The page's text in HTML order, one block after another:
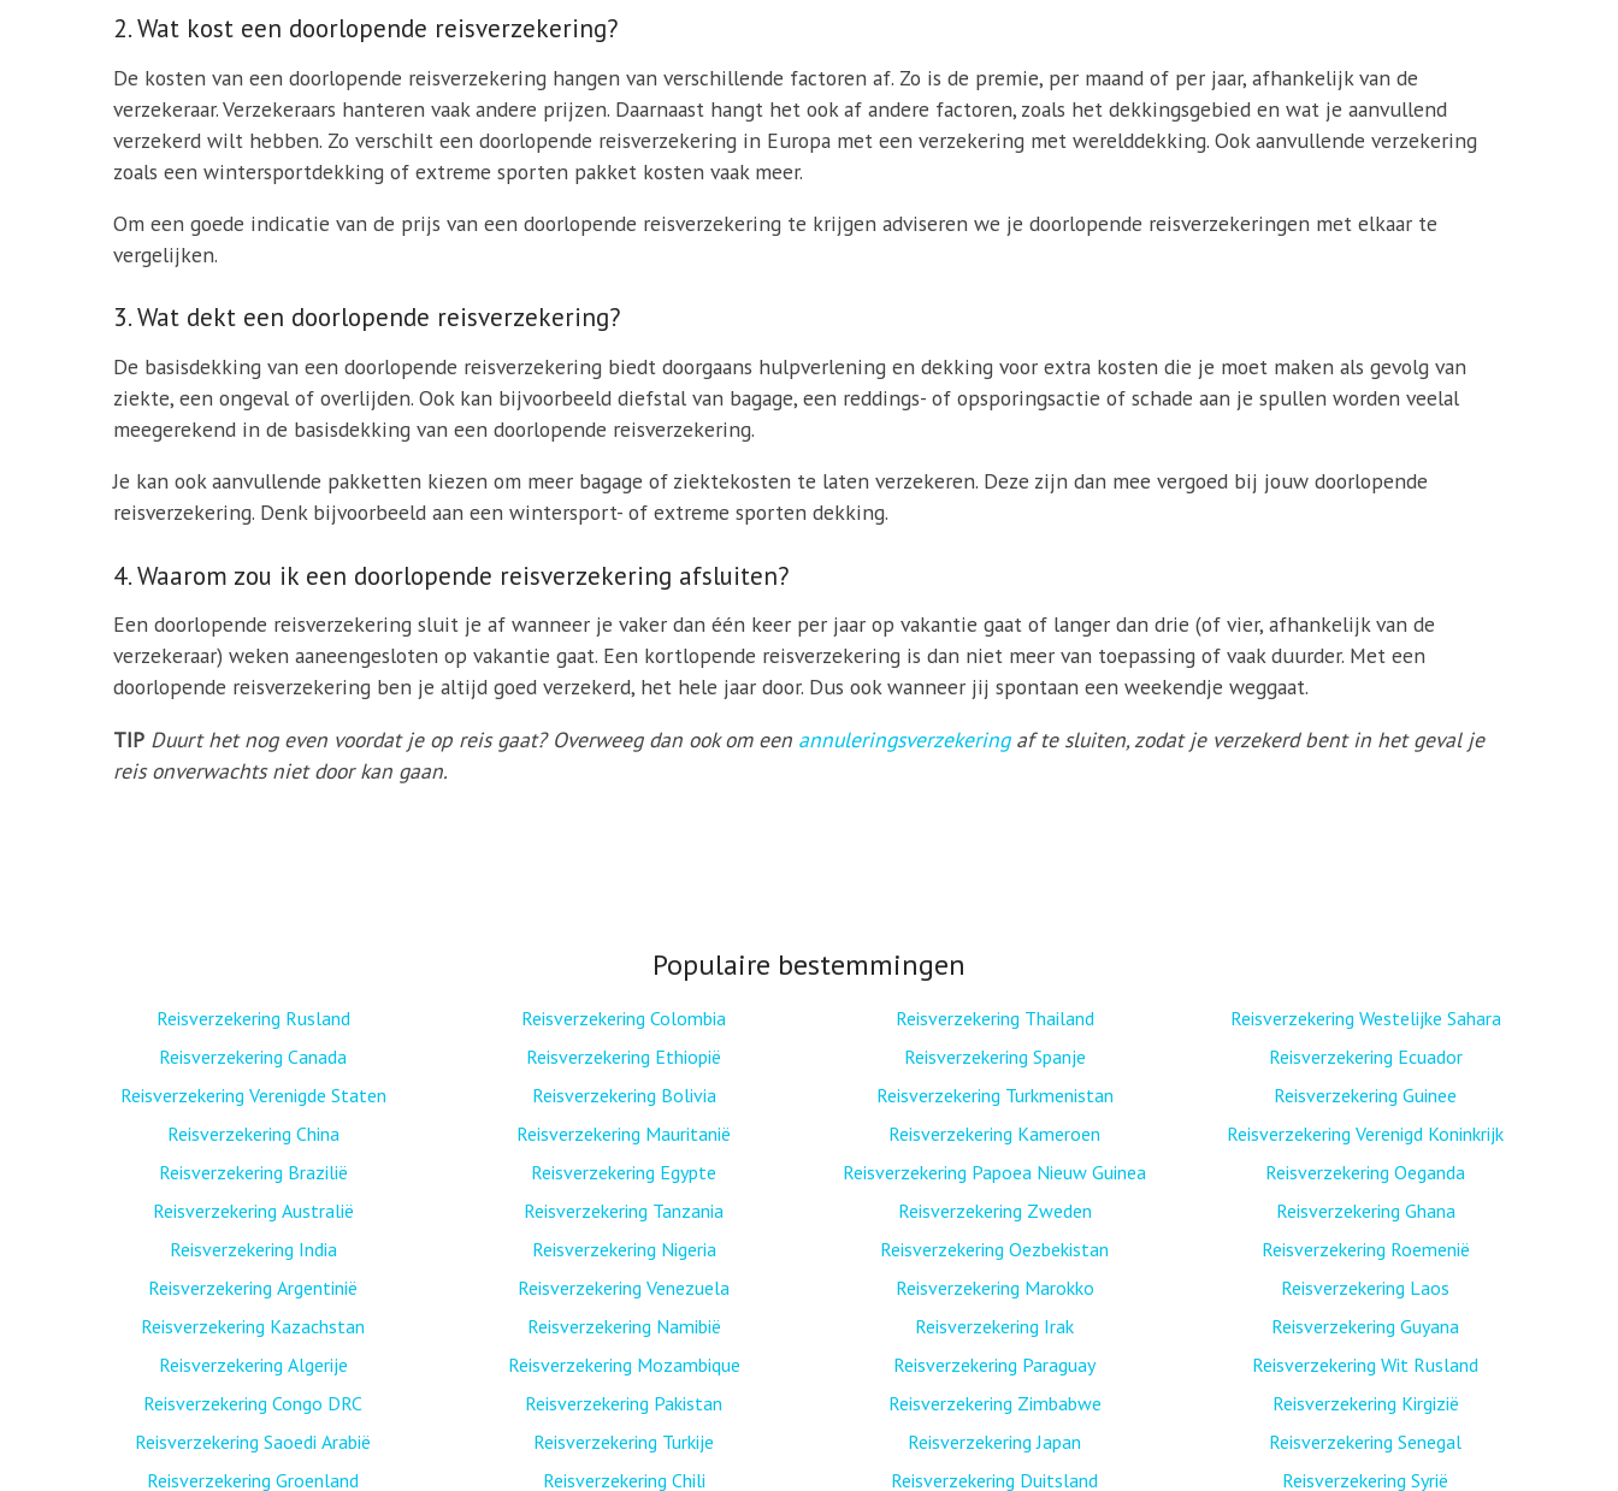
2. Wat kost een doorlopende reisverzekering?
De kosten van een doorlopende reisverzekering hangen van verschillende factoren af. Zo is de premie, per maand of per jaar, afhankelijk van de
verzekeraar. Verzekeraars hanteren vaak andere prijzen. Daarnaast hangt het ook af andere factoren, zoals het dekkingsgebied en wat je aanvullend
verzekerd wilt hebben. Zo verschilt een doorlopende reisverzekering in Europa met een verzekering met werelddekking. Ook aanvullende verzekering
zoals een wintersportdekking of extreme sporten pakket kosten vaak meer.
Om een goede indicatie van de prijs van een doorlopende reisverzekering te krijgen adviseren we je doorlopende reisverzekeringen met elkaar te
vergelijken.
3. Wat dekt een doorlopende reisverzekering?
De basisdekking van een doorlopende reisverzekering biedt doorgaans hulpverlening en dekking voor extra kosten die je moet maken als gevolg van
ziekte, een ongeval of overlijden. Ook kan bijvoorbeeld diefstal van bagage, een reddings- of opsporingsactie of schade aan je spullen worden veelal
meegerekend in de basisdekking van een doorlopende reisverzekering.
Je kan ook aanvullende pakketten kiezen om meer bagage of ziektekosten te laten verzekeren. Deze zijn dan mee vergoed bij jouw doorlopende
reisverzekering. Denk bijvoorbeeld aan een wintersport- of extreme sporten dekking.
4. Waarom zou ik een doorlopende reisverzekering afsluiten?
Een doorlopende reisverzekering sluit je af wanneer je vaker dan één keer per jaar op vakantie gaat of langer dan drie (of vier, afhankelijk van de
verzekeraar) weken aaneengesloten op vakantie gaat. Een kortlopende reisverzekering is dan niet meer van toepassing of vaak duurder. Met een
doorlopende reisverzekering ben je altijd goed verzekerd, het hele jaar door. Dus ook wanneer jij spontaan een weekendje weggaat.
TIP Duurt het nog even voordat je op reis gaat? Overweeg dan ook om een annuleringsverzekeringaf te sluiten, zodat je verzekerd bent in het geval je
reis onverwachts niet door kan gaan.
Populaire bestemmingen
Reisverzekering Rusland
Reisverzekering Canada
Reisverzekering Verenigde Staten
Reisverzekering China
Reisverzekering Brazilië
Reisverzekering Australië
Reisverzekering India
Reisverzekering Argentinië
Reisverzekering Kazachstan
Reisverzekering Algerije
Reisverzekering Congo DRC
Reisverzekering Saoedi Arabië
Reisverzekering Groenland
Reisverzekering Colombia
Reisverzekering Ethiopië
Reisverzekering Bolivia
Reisverzekering Mauritanië
Reisverzekering Egypte
Reisverzekering Tanzania
Reisverzekering Nigeria
Reisverzekering Venezuela
Reisverzekering Namibië
Reisverzekering Mozambique
Reisverzekering Pakistan
Reisverzekering Turkije
Reisverzekering Chili
Reisverzekering Thailand
Reisverzekering Spanje
Reisverzekering Turkmenistan
Reisverzekering Kameroen
Reisverzekering Papoea Nieuw Guinea
Reisverzekering Zweden
Reisverzekering Oezbekistan
Reisverzekering Marokko
Reisverzekering Irak
Reisverzekering Paraguay
Reisverzekering Zimbabwe
Reisverzekering Japan
Reisverzekering Duitsland
Reisverzekering Westelijke Sahara
Reisverzekering Ecuador
Reisverzekering Guinee
Reisverzekering Verenigd Koninkrijk
Reisverzekering Oeganda
Reisverzekering Ghana
Reisverzekering Roemenië
Reisverzekering Laos
Reisverzekering Guyana
Reisverzekering Wit Rusland
Reisverzekering Kirgizië
Reisverzekering Senegal
Reisverzekering Syrië